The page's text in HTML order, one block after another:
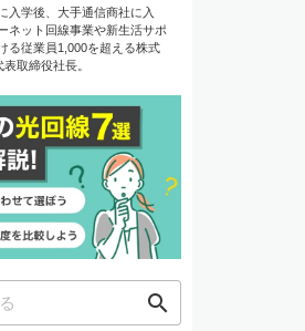
入学後、大手通信商社に入
ネット回線事業や新生活サポ
る従業員1,000を超える株式
取締役社長。
search